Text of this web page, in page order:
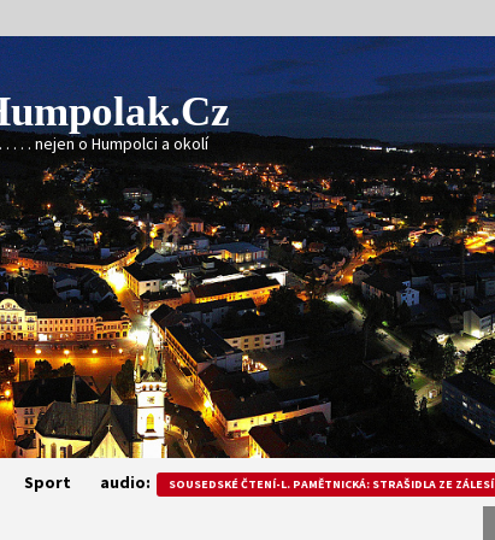
. . . . . nejen o Humpolci a okolí
Sport audio: SOUSEDSKÉ ČTENÍ-L. PAMĚTNICKÁ: STRAŠIDLA ZE ZÁLESÍ